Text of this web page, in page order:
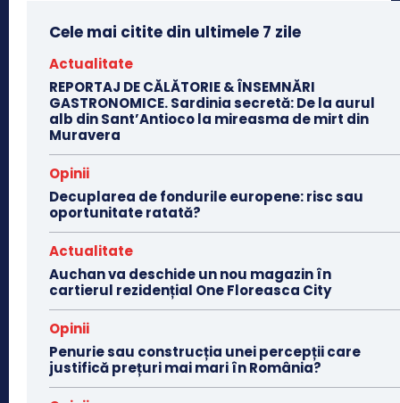
Cele mai citite din ultimele 7 zile
Actualitate
REPORTAJ DE CĂLĂTORIE & ÎNSEMNĂRI
GASTRONOMICE. Sardinia secretă: De la aurul
alb din Sant’Antioco la mireasma de mirt din
Muravera
Opinii
Decuplarea de fondurile europene: risc sau
oportunitate ratată?
Actualitate
Auchan va deschide un nou magazin în
cartierul rezidențial One Floreasca City
Opinii
Penurie sau construcția unei percepții care
justifică prețuri mai mari în România?